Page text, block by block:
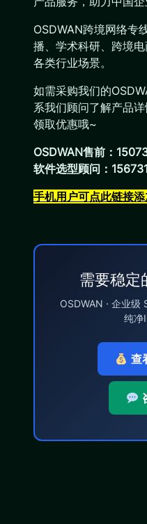
OSDWAN跨境网络专
播、学术科研、跨境
各类行业场景。
如需采购我们的
系我们顾问了解产品
领取优惠哦~
OSDWAN售前：
软件选型顾问：
手机用户可点此链接
需要稳定
OSDWAN · 企业级
纯净
查